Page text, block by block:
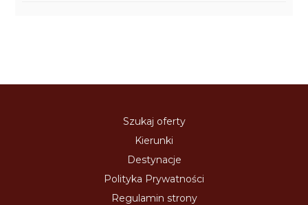
Szukaj oferty
Kierunki
Destynacje
Polityka Prywatności
Regulamin strony